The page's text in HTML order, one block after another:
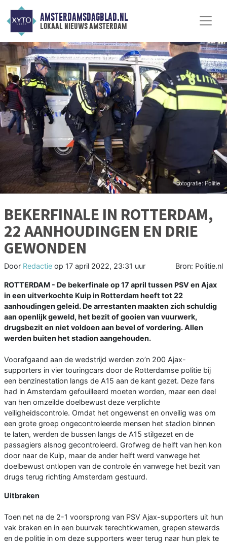
AMSTERDAMSDAGBLAD.NL
lokaal nieuws amsterdam
BEKERFINALE IN ROTTERDAM,
22 AANHOUDINGEN EN DRIE
GEWONDEN
Door Redactie op 17 april 2022, 23:31 uur Bron: Politie.nl
ROTTERDAM - De bekerfinale op 17 april tussen PSV en Ajax
in een uitverkochte Kuip in Rotterdam heeft tot 22
aanhoudingen geleid. De arrestanten maakten zich schuldig
aan openlijk geweld, het bezit of gooien van vuurwerk,
drugsbezit en niet voldoen aan bevel of vordering. Allen
werden buiten het stadion aangehouden.
Voorafgaand aan de wedstrijd werden zo’n 200 Ajax-
supporters in vier touringcars door de Rotterdamse politie bij
een benzinestation langs de A15 aan de kant gezet. Deze fans
had in Amsterdam gefouilleerd moeten worden, maar een deel
van hen omzeilde doelbewust deze verplichte
veiligheidscontrole. Omdat het ongewenst en onveilig was om
een grote groep ongecontroleerde mensen het stadion binnen
te laten, werden de bussen langs de A15 stilgezet en de
passagiers alsnog gecontroleerd. Grofweg de helft van hen kon
door naar de Kuip, maar de ander helft werd vanwege het
doelbewust ontlopen van de controle én vanwege het bezit van
drugs terug richting Amsterdam gestuurd.
Uitbraken
Toen net na de 2-1 voorsprong van PSV Ajax-supporters uit hun
vak braken en in een buurvak terechtkwamen, grepen stewards
en de politie in om deze supporters weer terug naar hun plek te